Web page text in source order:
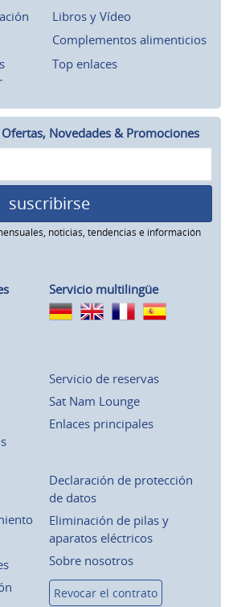
Libros y Vídeo
Complementos alimenticios
Top enlaces
Novedades & Promociones
suscribirse
noticias, tendencias e información
Servicio multilingüe
Servicio de reservas
Sat Nam Lounge
Enlaces principales
Declaración de protección
de datos
Eliminación de pilas y
aparatos eléctricos
Sobre nosotros
Revocar el contrato